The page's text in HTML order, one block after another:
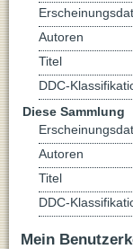
Autoren
Titel
DDC-
Diese Sammlung
Autoren
Titel
DDC-
Mein